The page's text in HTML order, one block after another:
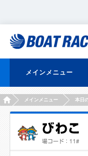
メインメニュー
HOMEメインメニュー 本日